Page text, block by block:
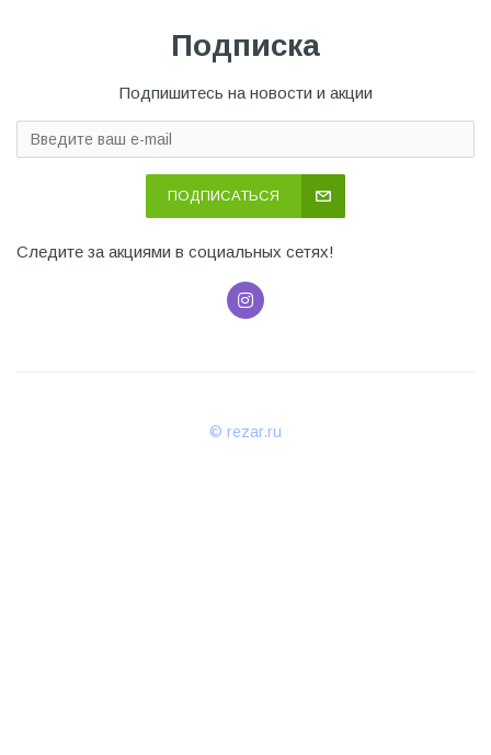
Подписка
Подпишитесь на новости и акции
ПОДПИСАТЬСЯ
Следите за акциями в социальных сетях!
© rezar.ru